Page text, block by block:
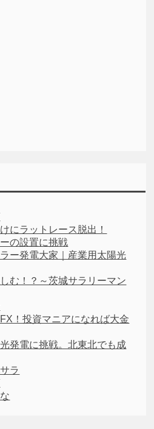
にラットレース脱出！
の設置に挑戦
ー発電大家｜産業用太陽光
む！？～茨城サラリーマン
！投資マニアになれば大金
発電に挑戦。北東北でも成
ラ